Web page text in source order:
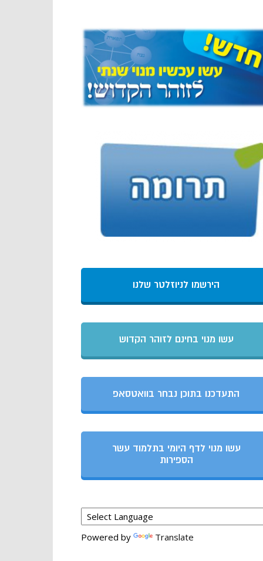
הירשמו לניוזלטר שלנו
עשו מנוי בחינם לזוהר הקדוש
התעדכנו בתוכן נבחר בוואטסאפ
עשו מנוי לדף היומי בתלמוד עשר
הספירות
Powered by Translate